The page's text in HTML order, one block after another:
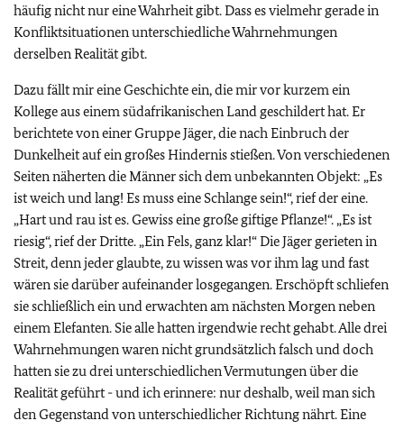
häufig nicht nur eine Wahrheit gibt. Dass es vielmehr gerade in
Konfliktsituationen unterschiedliche Wahrnehmungen
derselben Realität gibt.
Dazu fällt mir eine Geschichte ein, die mir vor kurzem ein
Kollege aus einem südafrikanischen Land geschildert hat. Er
berichtete von einer Gruppe Jäger, die nach Einbruch der
Dunkelheit auf ein großes Hindernis stießen. Von verschiedenen
Seiten näherten die Männer sich dem unbekannten Objekt: „Es
ist weich und lang! Es muss eine Schlange sein!“, rief der eine.
„Hart und rau ist es. Gewiss eine große giftige Pflanze!“. „Es ist
riesig“, rief der Dritte. „Ein Fels, ganz klar!“ Die Jäger gerieten in
Streit, denn jeder glaubte, zu wissen was vor ihm lag und fast
wären sie darüber aufeinander losgegangen. Erschöpft schliefen
sie schließlich ein und erwachten am nächsten Morgen neben
einem Elefanten. Sie alle hatten irgendwie recht gehabt. Alle drei
Wahrnehmungen waren nicht grundsätzlich falsch und doch
hatten sie zu drei unterschiedlichen Vermutungen über die
Realität geführt - und ich erinnere: nur deshalb, weil man sich
den Gegenstand von unterschiedlicher Richtung nährt. Eine